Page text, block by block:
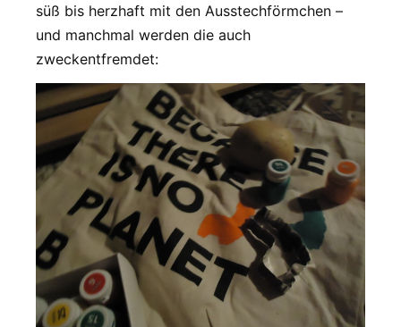
süß bis herzhaft mit den Ausstechförmchen –
und manchmal werden die auch
zweckentfremdet: